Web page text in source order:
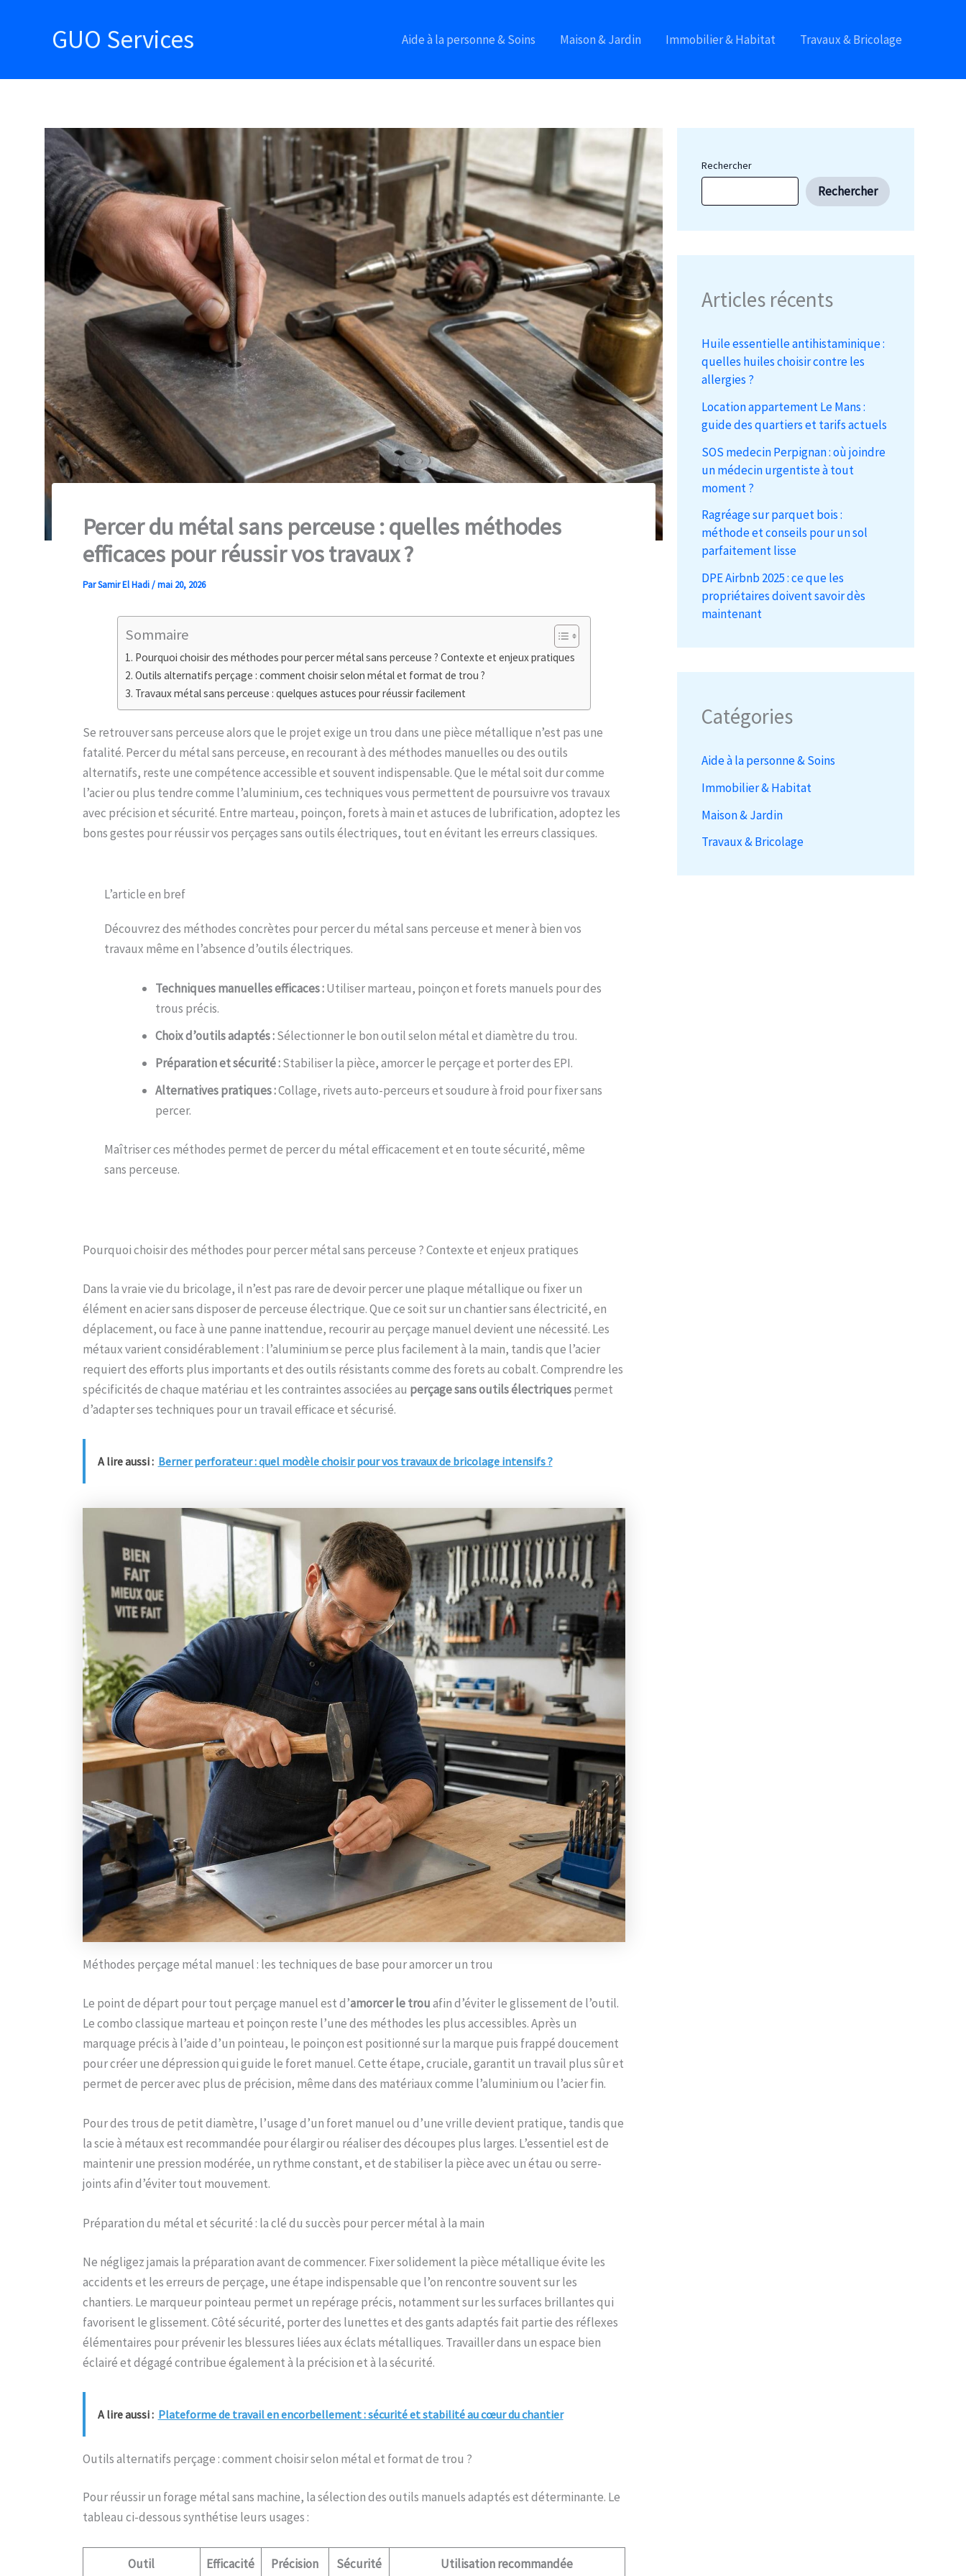
GUO Services Aide à la personne & Soins Maison & Jardin Immobilier & Habitat Travaux & Bricolage
Percer du métal sans perceuse : quelles méthodes
efficaces pour réussir vos travaux ?
ParSamir El Hadi/mai 20, 2026
Sommaire
Pourquoi choisir des méthodes pour percer métal sans perceuse ? Contexte et enjeux pratiques
Outils alternatifs perçage : comment choisir selon métal et format de trou ?
Travaux métal sans perceuse : quelques astuces pour réussir facilement
Se retrouver sans perceuse alors que le projet exige un trou dans une pièce métallique n’est pas une
fatalité. Percer du métal sans perceuse, en recourant à des méthodes manuelles ou des outils
alternatifs, reste une compétence accessible et souvent indispensable. Que le métal soit dur comme
l’acier ou plus tendre comme l’aluminium, ces techniques vous permettent de poursuivre vos travaux
avec précision et sécurité. Entre marteau, poinçon, forets à main et astuces de lubrification, adoptez les
bons gestes pour réussir vos perçages sans outils électriques, tout en évitant les erreurs classiques.
L’article en bref
Découvrez des méthodes concrètes pour percer du métal sans perceuse et mener à bien vos
travaux même en l’absence d’outils électriques.
Techniques manuelles efficaces :Utiliser marteau, poinçon et forets manuels pour des
trous précis.
Choix d’outils adaptés :Sélectionner le bon outil selon métal et diamètre du trou.
Préparation et sécurité :Stabiliser la pièce, amorcer le perçage et porter des EPI.
Alternatives pratiques :Collage, rivets auto-perceurs et soudure à froid pour fixer sans
percer.
Maîtriser ces méthodes permet de percer du métal efficacement et en toute sécurité, même
sans perceuse.
Pourquoi choisir des méthodes pour percer métal sans perceuse ? Contexte et enjeux pratiques
Dans la vraie vie du bricolage, il n’est pas rare de devoir percer une plaque métallique ou fixer un
élément en acier sans disposer de perceuse électrique. Que ce soit sur un chantier sans électricité, en
déplacement, ou face à une panne inattendue, recourir au perçage manuel devient une nécessité. Les
métaux varient considérablement : l’aluminium se perce plus facilement à la main, tandis que l’acier
requiert des efforts plus importants et des outils résistants comme des forets au cobalt. Comprendre les
spécificités de chaque matériau et les contraintes associées au perçage sans outils électriquespermet
d’adapter ses techniques pour un travail efficace et sécurisé.
A lire aussi : Berner perforateur : quel modèle choisir pour vos travaux de bricolage intensifs ?
Méthodes perçage métal manuel : les techniques de base pour amorcer un trou
Le point de départ pour tout perçage manuel est d’amorcer le trouafin d’éviter le glissement de l’outil.
Le combo classique marteau et poinçon reste l’une des méthodes les plus accessibles. Après un
marquage précis à l’aide d’un pointeau, le poinçon est positionné sur la marque puis frappé doucement
pour créer une dépression qui guide le foret manuel. Cette étape, cruciale, garantit un travail plus sûr et
permet de percer avec plus de précision, même dans des matériaux comme l’aluminium ou l’acier fin.
Pour des trous de petit diamètre, l’usage d’un foret manuel ou d’une vrille devient pratique, tandis que
la scie à métaux est recommandée pour élargir ou réaliser des découpes plus larges. L’essentiel est de
maintenir une pression modérée, un rythme constant, et de stabiliser la pièce avec un étau ou serre-
joints afin d’éviter tout mouvement.
Préparation du métal et sécurité : la clé du succès pour percer métal à la main
Ne négligez jamais la préparation avant de commencer. Fixer solidement la pièce métallique évite les
accidents et les erreurs de perçage, une étape indispensable que l’on rencontre souvent sur les
chantiers. Le marqueur pointeau permet un repérage précis, notamment sur les surfaces brillantes qui
favorisent le glissement. Côté sécurité, porter des lunettes et des gants adaptés fait partie des réflexes
élémentaires pour prévenir les blessures liées aux éclats métalliques. Travailler dans un espace bien
éclairé et dégagé contribue également à la précision et à la sécurité.
A lire aussi : Plateforme de travail en encorbellement : sécurité et stabilité au cœur du chantier
Outils alternatifs perçage : comment choisir selon métal et format de trou ?
Pour réussir un forage métal sans machine, la sélection des outils manuels adaptés est déterminante. Le
tableau ci-dessous synthétise leurs usages :
Outil Efficacité Précision Sécurité Utilisation recommandée
Rechercher
Rechercher
Articles récents
Huile essentielle antihistaminique :
quelles huiles choisir contre les
allergies ?
Location appartement Le Mans :
guide des quartiers et tarifs actuels
SOS medecin Perpignan : où joindre
un médecin urgentiste à tout
moment ?
Ragréage sur parquet bois :
méthode et conseils pour un sol
parfaitement lisse
DPE Airbnb 2025 : ce que les
propriétaires doivent savoir dès
maintenant
Catégories
Aide à la personne & Soins
Immobilier & Habitat
Maison & Jardin
Travaux & Bricolage